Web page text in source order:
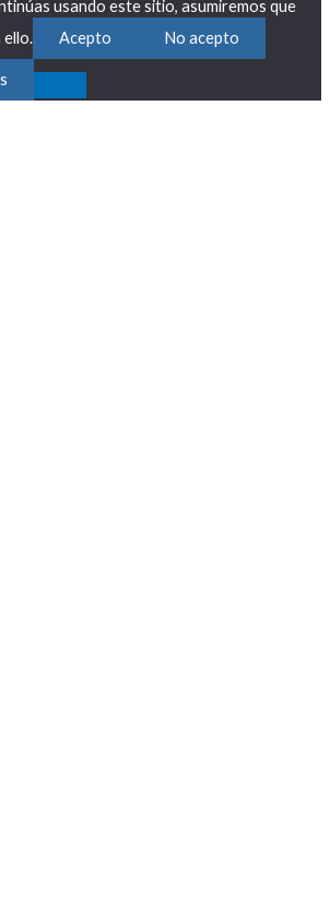
usando este sitio, asumiremos que
ello.
Acepto No acepto